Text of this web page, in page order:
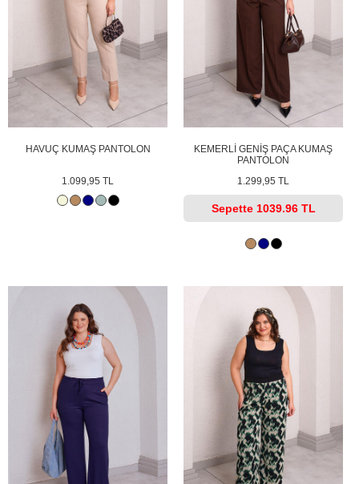
HAVUÇ KUMAŞ PANTOLON
1.099,95 TL
KEMERLİ GENİŞ PAÇA KUMAŞ
PANTOLON
1.299,95 TL
Sepette 1039.96 TL